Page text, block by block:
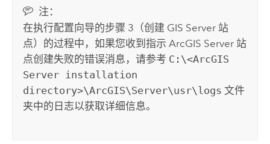
注：
在执行配置向导的步骤 3（创建 GIS Server 站
点）的过程中，如果您收到指示 ArcGIS Server 站
点创建失败的错误消息，请参考 C:\<ArcGIS
Server installation
directory>\ArcGIS\Server\usr\logs 文件
夹中的日志以获取详细信息。